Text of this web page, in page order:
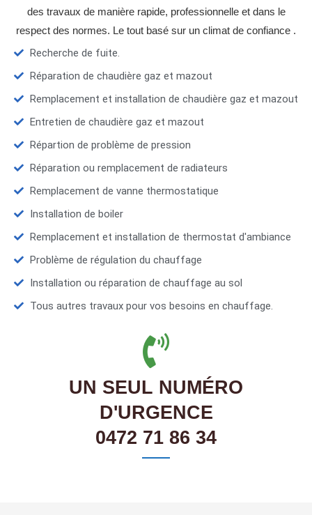
des travaux de manière rapide, professionnelle et dans le
respect des normes. Le tout basé sur un climat de confiance .
Recherche de fuite.
Réparation de chaudière gaz et mazout
Remplacement et installation de chaudière gaz et mazout
Entretien de chaudière gaz et mazout
Répartion de problème de pression
Réparation ou remplacement de radiateurs
Remplacement de vanne thermostatique
Installation de boiler
Remplacement et installation de thermostat d'ambiance
Problème de régulation du chauffage
Installation ou réparation de chauffage au sol
Tous autres travaux pour vos besoins en chauffage.
UN SEUL NUMÉRO
D'URGENCE
0472 71 86 34